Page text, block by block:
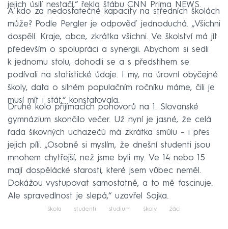
jejich úsilí nestačí,“ řekla štábu CNN Prima NEWS.
A kdo za nedostatečné kapacity na středních školách
může? Podle Pergler je odpověď jednoduchá. „Všichni
dospělí. Kraje, obce, zkrátka všichni. Ve školství má jít
především o spolupráci a synergii. Abychom si sedli
k jednomu stolu, dohodli se a s předstihem se
podívali na statistické údaje. I my, na úrovní obyčejné
školy, data o silném populačním ročníku máme, čili je
musí mít i stát,“ konstatovala.
Druhé kolo přijímacích pohovorů na 1. Slovanské
gymnázium skončilo večer. Už nyní je jasné, že celá
řada šikovných uchazečů má zkrátka smůlu – i přes
jejich píli. „Osobně si myslím, že dnešní studenti jsou
mnohem chytřejší, než jsme byli my. Ve 14 nebo 15
mají dospělácké starosti, které jsem vůbec neměl.
Dokážou vystupovat samostatně, a to mě fascinuje.
Ale spravedlnost je slepá,“ uzavřel Sojka.
škola studenti studium školy žáci